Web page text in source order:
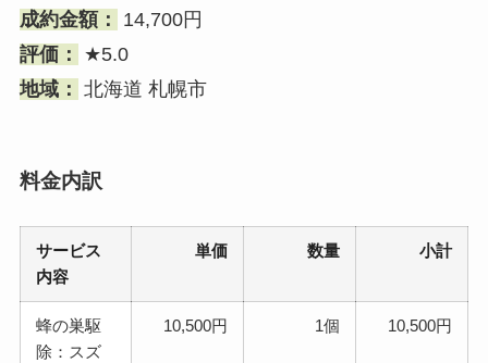
成約金額：
14,700円
評価：
★5.0
地域： 北海道 札幌市
料金内訳
サービス
内容
単価 数量 小計
蜂の巣駆
除：スズ
10,500円 1個 10,500円